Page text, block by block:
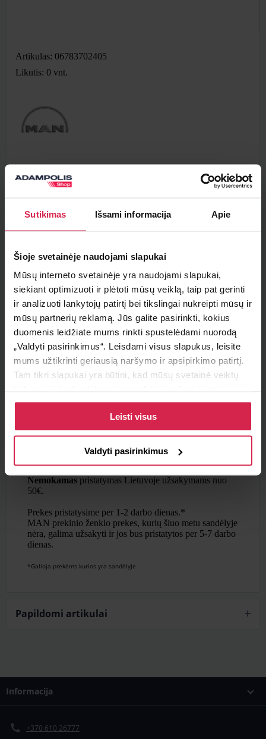
Sutikimas Išsami informacija Apie
Šioje svetainėje naudojami slapukai
Mūsų interneto svetainėje yra naudojami slapukai,
siekiant optimizuoti ir plėtoti mūsų veiklą, taip pat gerinti
ir analizuoti lankytojų patirtį bei tikslingai nukreipti mūsų ir
mūsų partnerių reklamą. Jūs galite pasirinkti, kokius
duomenis leidžiate mums rinkti spustelėdami nuorodą
„Valdyti pasirinkimus“. Leisdami visus slapukus, leisite
mums užtikrinti geriausią naršymo ir apsipirkimo patirtį.
Tam tikri slapukai yra būtini, kad mūsų svetainė veiktų
Daugiau informacijos apie slapukus ir kaip mes juos
naudojame galite rasti mūsų slapukų politikoje, taip pat
https://www.allaboutcookies.org/
Leisti visus
Valdyti pasirinkimus
Artikulas: 06783702405
Likutis: 0 vnt.
30,07 €
Minimalus pirkimo kiekis 1vnt.
Pakuotės informacija 1 vnt.
Teirautis apie prekę
Radai pigiau ?
Pristatymo sąlygos
Paruoštus užsakymus galite atsiimti pasirinktame
padalinyje nemokamai.
Pristatymas pasirinktu adresu
Nemokamas pristatymas Lietuvoje užsakymams nuo
50€.
Prekes pristatysime per 1-2 darbo dienas.*
MAN prekinio ženklo prekes, kurių šiuo metu sandėlyje
nėra, galima užsakyti ir jos bus pristatytos per 5-7 darbo
dienas.
*Galioja prekėms kurios yra sandėlyje.
Papildomi artikulai
Informacija
+370 610 26777